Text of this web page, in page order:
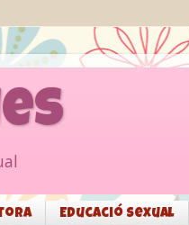
Educació sexual